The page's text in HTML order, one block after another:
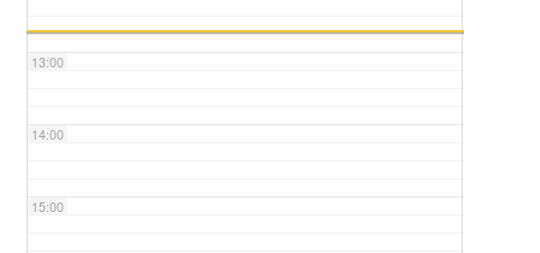
13:00
14:00
15:00